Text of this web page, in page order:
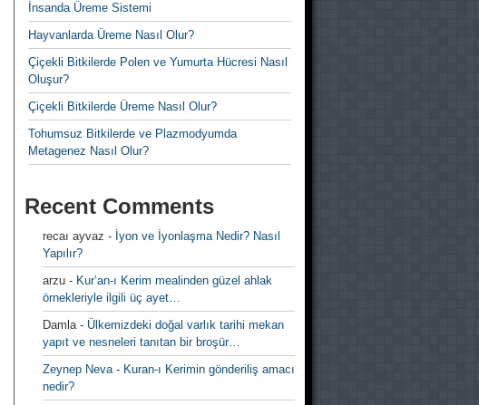
İnsanda Üreme Sistemi
Hayvanlarda Üreme Nasıl Olur?
Çiçekli Bitkilerde Polen ve Yumurta Hücresi Nasıl
Oluşur?
Çiçekli Bitkilerde Üreme Nasıl Olur?
Tohumsuz Bitkilerde ve Plazmodyumda
Metagenez Nasıl Olur?
Recent Comments
recaı ayvaz - İyon ve İyonlaşma Nedir? Nasıl
Yapılır?
arzu - Kur’an-ı Kerim mealinden güzel ahlak
örnekleriyle ilgili üç ayet…
Damla- Ülkemizdeki doğal varlık tarihi mekan
yapıt ve nesneleri tanıtan bir broşür…
Zeynep Neva- Kuran-ı Kerimin gönderiliş amacı
nedir?